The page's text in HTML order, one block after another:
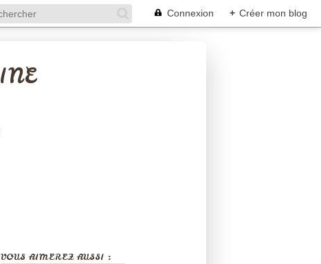
Connexion + Créer mon blog
VOUS AIMEREZ AUSSI :